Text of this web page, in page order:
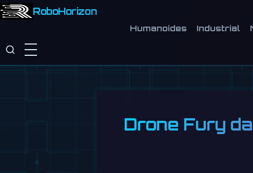
RoboHorizon
Humanoides Industrial
Drone Fury